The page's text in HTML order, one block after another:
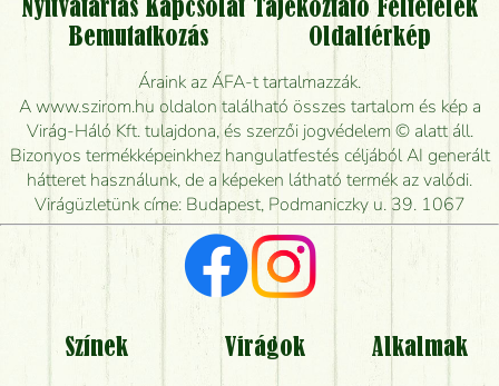
Vidékre is lehet rendelni?
Meddig rendelhetek virágküldést úgy, hogy még ma
kiszállítsák?
Mennyire gyorsan tudják elkészíteni a csokrot, és
mikor tudják leghamarabb kiszállítani?
Vörös rózsát keresek, van önöknél?
Milyen visszajelzést kapok a virágküldésről?
Tényleg azt kapom, ami a képen van?
Mit kell tudni a virágcsokrok szállításáról?
Nyitvatartás Kapcsolat Tájékoztató Feltételek
Bemutatkozás
Oldaltérkép
Áraink az ÁFA-t tartalmazzák.
A www.szirom.hu oldalon található összes tartalom és kép a
Virág-Háló Kft. tulajdona, és szerzői jogvédelem © alatt áll.
Bizonyos termékképeinkhez hangulatfestés céljából AI generált
hátteret használunk, de a képeken látható termék az valódi.
Virágüzletünk címe: Budapest, Podmaniczky u. 39. 1067
Színek Virágok Alkalmak